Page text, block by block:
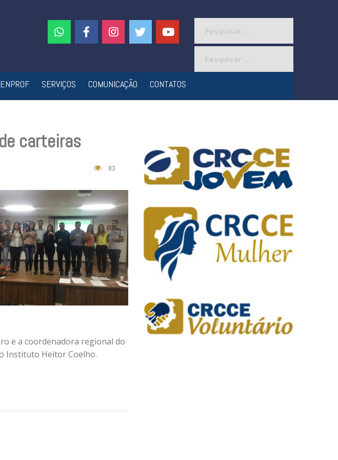
SERVIÇOS COMUNICAÇÃO CONTATOS
carteiras
83
e a coordenadora regional do
Instituto Heitor Coelho.